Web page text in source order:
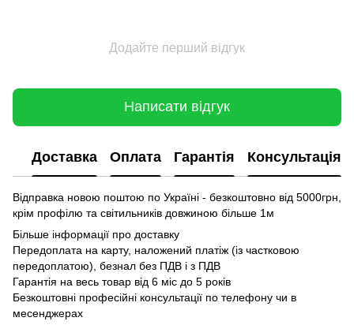
Додайте перший відгук
Написати відгук
Доставка Оплата Гарантія Консультація
Відправка новою поштою по Україні - безкоштовно від 5000грн,
крім профілю та світильників довжиною більше 1м
Більше інформації про доставку
Передоплата на карту, наложений платіж (із частковою
передоплатою), безнал без ПДВ і з ПДВ
Гарантія на весь товар від 6 міс до 5 років
Безкоштовні професійні консультації по телефону чи в
месенджерах